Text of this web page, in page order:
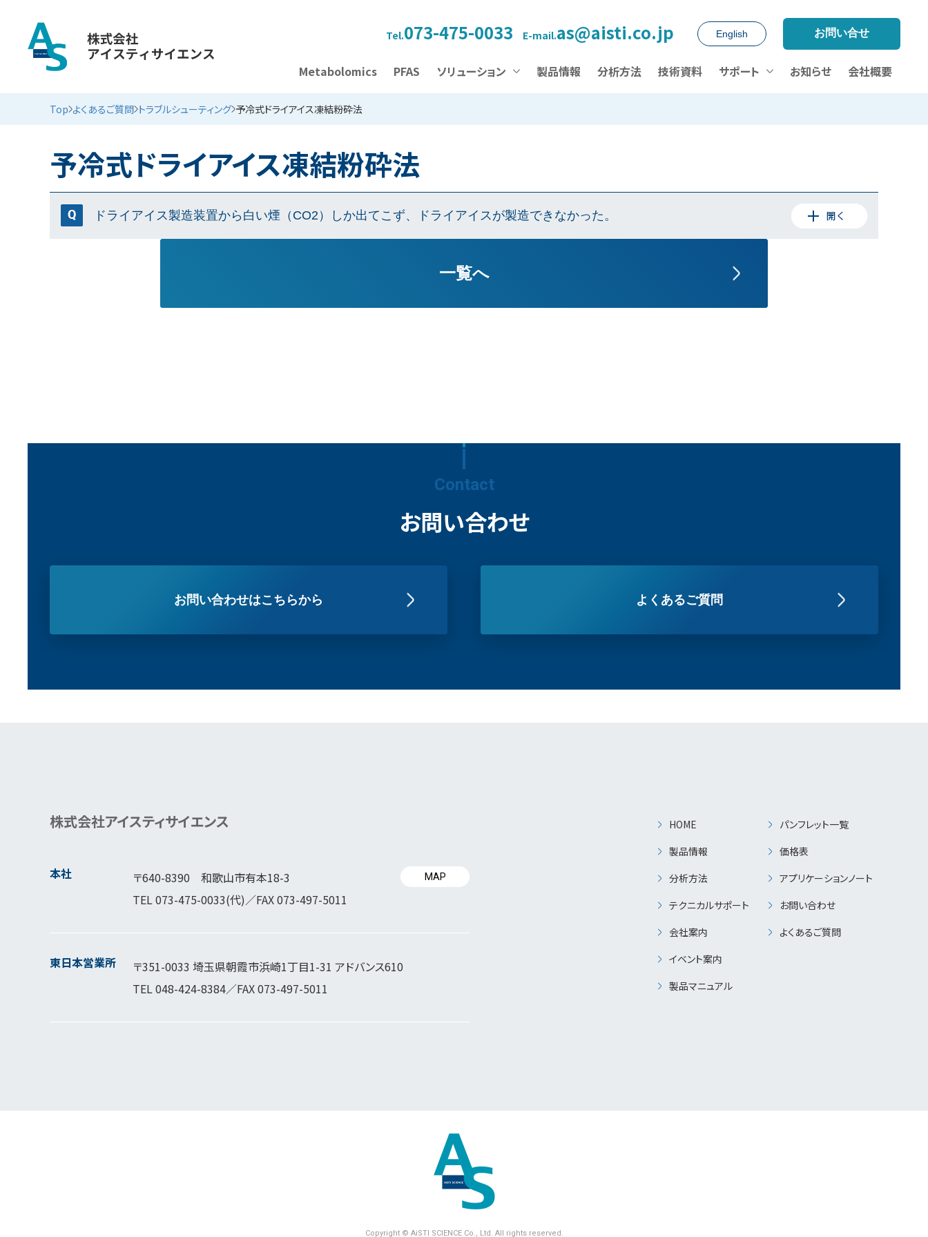
Tel.073-475-0033 E-mail.as@aisti.co.jp English お問い合せ
Metabolomics PFAS ソリューション 製品情報 分析方法 技術資料 サポート お知らせ 会社概要
Top よくあるご質問 トラブルシューティング 予冷式ドライアイス凍結粉砕法
よくあるご質問 （トラブルシューティング）
予冷式ドライアイス凍結粉砕法
ドライアイス製造装置から白い煙（CO2）しか出てこず、ドライアイスが製造できなかった。
ボンベ内の液化炭酸ガス残量が少なくなっています。新しいボンベに繋ぎ変えてご使用ください。
一覧へ
Contact
お問い合わせ
お問い合わせはこちらから よくあるご質問
株式会社アイスティサイエンス
本社
〒640-8390 和歌山市有本18-3
TEL073-475-0033(代)／FAX 073-497-5011
MAP
東日本営業所
〒351-0033 埼玉県朝霞市浜崎1丁目1-31 アドバンス610
TEL048-424-8384／FAX 073-497-5011
HOME
製品情報
分析方法
テクニカルサポート
会社案内
イベント案内
製品マニュアル
パンフレット一覧
価格表
アプリケーションノート
お問い合わせ
よくあるご質問
Copyright © AiSTI SCIENCE Co., Ltd. All rights reserved.